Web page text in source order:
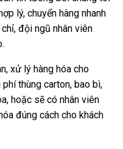
lý, chuyển hàng nhanh
đội ngũ nhân viên
xử lý hàng hóa cho
thùng carton, bao bì,
hoặc sẽ có nhân viên
đúng cách cho khách